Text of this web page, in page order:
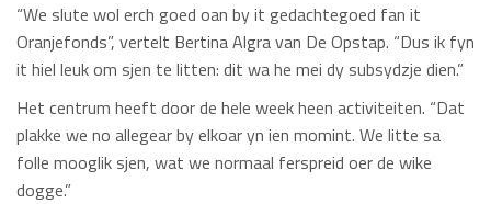
“We slute wol erch goed oan by it gedachtegoed fan it
Oranjefonds”, vertelt Bertina Algra van De Opstap. “Dus ik fyn
it hiel leuk om sjen te litten: dit wa he mei dy subsydzje dien.”
Het centrum heeft door de hele week heen activiteiten. “Dat
plakke we no allegear by elkoar yn ien momint. We litte sa
folle mooglik sjen, wat we normaal ferspreid oer de wike
dogge.”